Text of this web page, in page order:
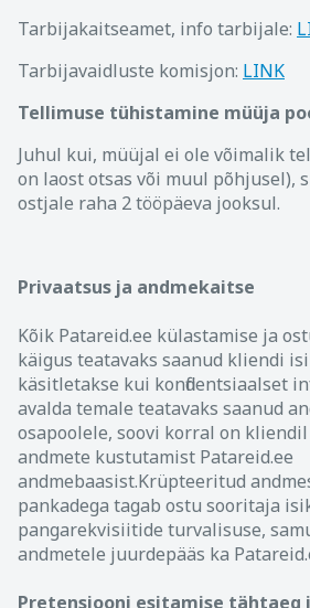
Tarbijakaitseamet, info tarbijale:
Tarbijavaidluste komisjon: LINK
Tellimuse tühistamine müüja
Juhul kui, müüjal ei ole võimalik
on laost otsas või muul põhjusel),
ostjale raha 2 tööpäeva jooksul.
Privaatsus ja andmekaitse
Kõik Patareid.ee külastamise ja
käigus teatavaks saanud kliendi
käsitletakse kui konfidentsiaalset
avalda temale teatavaks saanud
osapoolele, soovi korral on
andmete kustutamist Patareid.ee
andmebaasist.Krüpteeritud
pankadega tagab ostu sooritaja
pangarekvisiitide turvalisuse,
andmetele juurdepääs ka
Pretensiooni esitamise tähtaeg